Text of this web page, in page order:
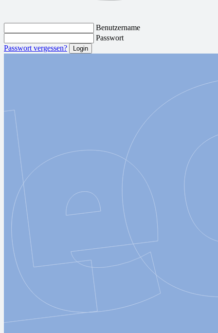
Benutzername
Passwort
Passwort vergessen?